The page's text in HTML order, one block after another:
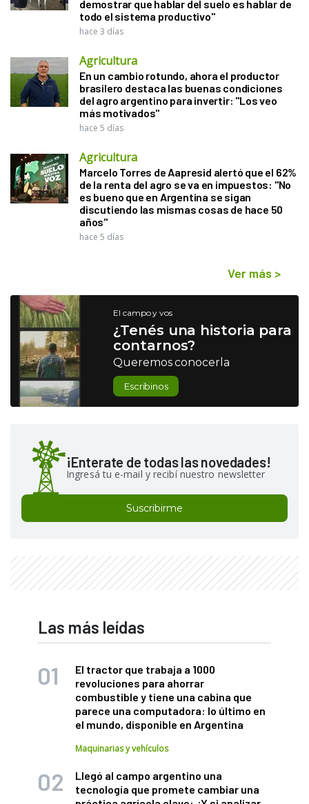
demostrar que hablar del suelo es hablar de
todo el sistema productivo"
hace 3 días
Agricultura
En un cambio rotundo, ahora el productor
brasilero destaca las buenas condiciones
del agro argentino para invertir: "Los veo
más motivados"
hace 5 días
Agricultura
Marcelo Torres de Aapresid alertó que el 62%
de la renta del agro se va en impuestos: "No
es bueno que en Argentina se sigan
discutiendo las mismas cosas de hace 50
años"
hace 5 días
Ver más >
El campo y vos
¿Tenés una historia para
contarnos?
Queremos conocerla
Escribinos
¡Enterate de todas las novedades!
Ingresá tu e-mail y recibí nuestro newsletter
Suscribirme
Las más leídas
El tractor que trabaja a 1000
revoluciones para ahorrar
combustible y tiene una cabina que
parece una computadora: lo último en
el mundo, disponible en Argentina
Maquinarias y vehículos
Llegó al campo argentino una
tecnología que promete cambiar una